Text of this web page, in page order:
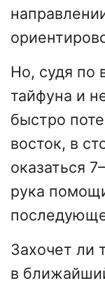
Но, судя по
тайфуна и
быстро
восток, в
оказаться
рука
Захочет ли
в